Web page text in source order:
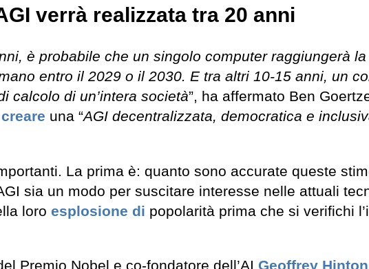
verrà realizzata tra 20 anni
è probabile che un singolo computer raggiungerà
entro il 2029 o il 2030. E tra altri 10-15 anni, un
calcolo di un’intera società”, ha affermato Ben
una “AGI decentralizzata, democratica e
La prima è: quanto sono accurate queste
sia un modo per suscitare interesse nelle attuali
loro esplosione di popolarità prima che si verifichi
Premio Nobel e co-fondatore dell’AI Geoffrey Hinton